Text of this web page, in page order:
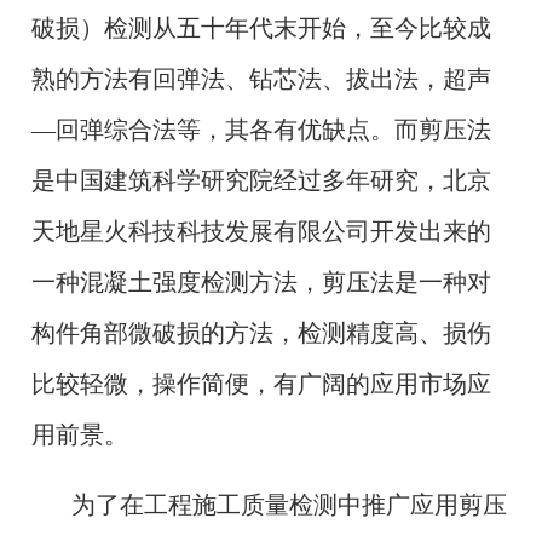
破损）检测从五十年代末开始，至今比较成
熟的方法有回弹法、钻芯法、拔出法，超声
—回弹综合法等，其各有优缺点。而剪压法
是中国建筑科学研究院经过多年研究，北京
天地星火科技科技发展有限公司开发出来的
一种混凝土强度检测方法，剪压法是一种对
构件角部微破损的方法，检测精度高、损伤
比较轻微，操作简便，有广阔的应用市场应
用前景。
为了在工程施工质量检测中推广应用剪压